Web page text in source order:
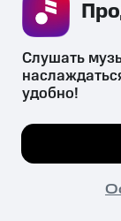
психотропных
их незаконный
© 2026 ООО
Все права
Мы
Слушать
удобно!